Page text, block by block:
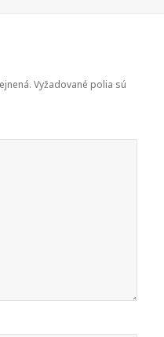
Vyžadované polia sú